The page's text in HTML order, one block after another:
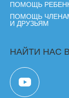
ПОМОЩЬ
ПОМОЩЬ
И ДРУЗЬЯМ
НАЙТИ НАС